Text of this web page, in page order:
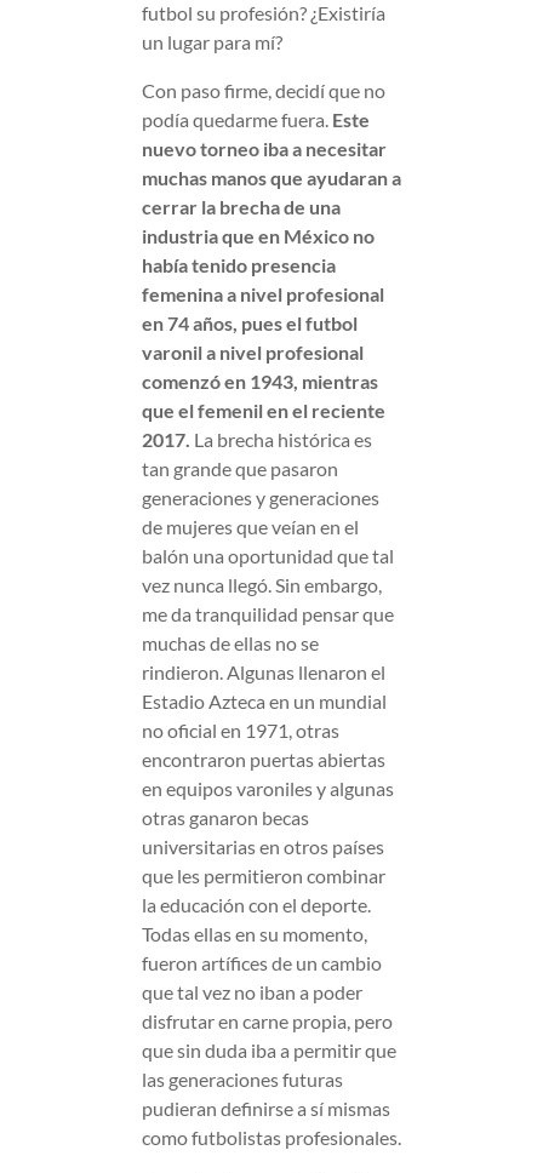
futbol su profesión? ¿Existiría
un lugar para mí?
Con paso firme, decidí que no
podía quedarme fuera. Este
nuevo torneo iba a necesitar
muchas manos que ayudaran a
cerrar la brecha de una
industria que en México no
había tenido presencia
femenina a nivel profesional
en 74 años, pues el futbol
varonil a nivel profesional
comenzó en 1943, mientras
que el femenil en el reciente
2017. La brecha histórica es
tan grande que pasaron
generaciones y generaciones
de mujeres que veían en el
balón una oportunidad que tal
vez nunca llegó. Sin embargo,
me da tranquilidad pensar que
muchas de ellas no se
rindieron. Algunas llenaron el
Estadio Azteca en un mundial
no oficial en 1971, otras
encontraron puertas abiertas
en equipos varoniles y algunas
otras ganaron becas
universitarias en otros países
que les permitieron combinar
la educación con el deporte.
Todas ellas en su momento,
fueron artífices de un cambio
que tal vez no iban a poder
disfrutar en carne propia, pero
que sin duda iba a permitir que
las generaciones futuras
pudieran definirse a sí mismas
como futbolistas profesionales.